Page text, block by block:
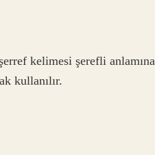
kelimesi şerefli anlamına
kullanılır.